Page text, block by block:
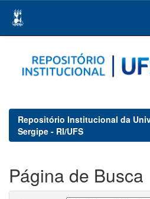
navigation
Repositório Institucional da
Sergipe - RI/UFS
Página de Busca